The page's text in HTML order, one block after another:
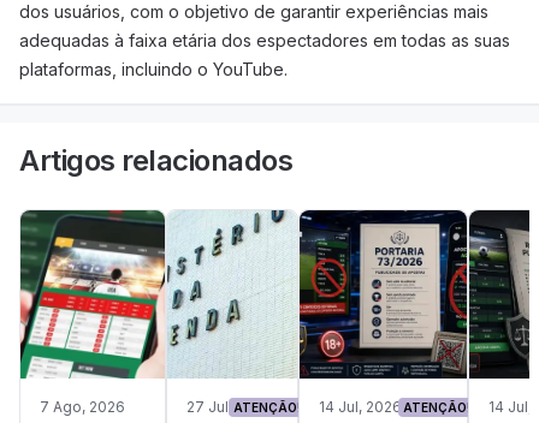
dos usuários, com o objetivo de garantir experiências mais
adequadas à faixa etária dos espectadores em todas as suas
plataformas, incluindo o YouTube.
Artigos relacionados
7 Ago, 2026 27 Jul, 2026
ATENÇÃO! 14 Jul, 2026 ATENÇÃO! 14 Jul,